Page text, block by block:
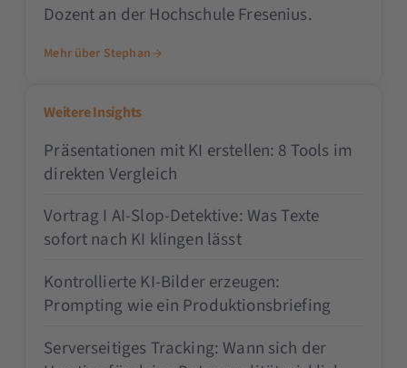
Dozent an der Hochschule Fresenius.
Mehr über Stephan
Weitere Insights
Präsentationen mit KI erstellen: 8 Tools im
direkten Vergleich
Vortrag I AI-Slop-Detektive: Was Texte
sofort nach KI klingen lässt
Kontrollierte KI-Bilder erzeugen:
Prompting wie ein Produktionsbriefing
Serverseitiges Tracking: Wann sich der